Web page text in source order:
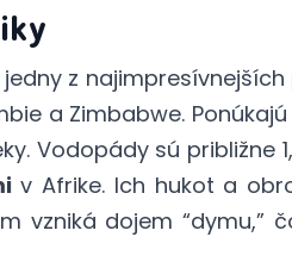
z
a Zimbabwe.
Vodopády sú približne
v Afrike. Ich hukot a
vzniká dojem “dymu,”